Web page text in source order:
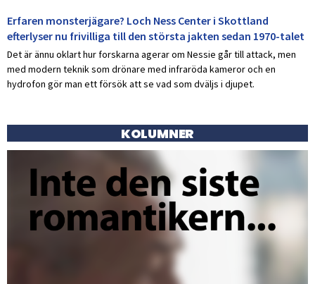
Erfaren monsterjägare? Loch Ness Center i Skottland
efterlyser nu frivilliga till den största jakten sedan 1970-talet
Det är ännu oklart hur forskarna agerar om Nessie går till attack, men
med modern teknik som drönare med infraröda kameror och en
hydrofon gör man ett försök att se vad som dväljs i djupet.
KOLUMNER